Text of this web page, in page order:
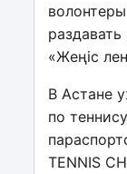
«Жеңіс
В Астане
по
TENNIS